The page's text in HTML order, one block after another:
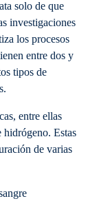
solo de que
investigaciones
los procesos
entre dos y
tipos de
entre ellas
Estas
de varias